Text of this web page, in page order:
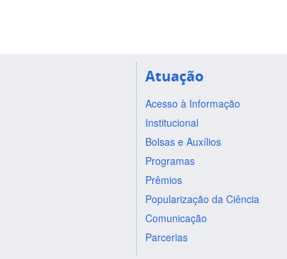
Atuação
Acesso à Informação
Institucional
Bolsas e Auxílios
Programas
Prêmios
Popularização da Ciência
Comunicação
Parcerias